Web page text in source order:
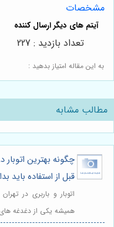
مشخصات
به این مقاله امتیاز بدهید :
تعداد بازدید : 227
مطالب مشابه
چگونه بهترین اتوبار
قبل از استفاده باید
اتوبار و باربری در
همیشه یکی از دغدغه